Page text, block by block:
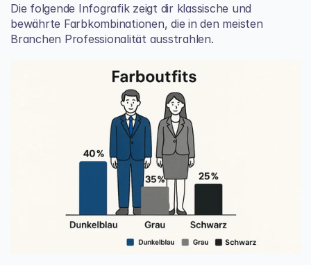
Die folgende Infografik zeigt dir klassische und
bewährte Farbkombinationen, die in den meisten
Branchen Professionalität ausstrahlen.